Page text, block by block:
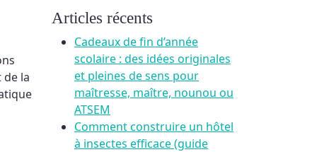
de la
Articles récents
Cadeaux de fin d’année
scolaire : des idées originales
et pleines de sens pour
maîtresse, maître, nounou ou
ATSEM
Comment construire un hôtel
à insectes efficace (guide